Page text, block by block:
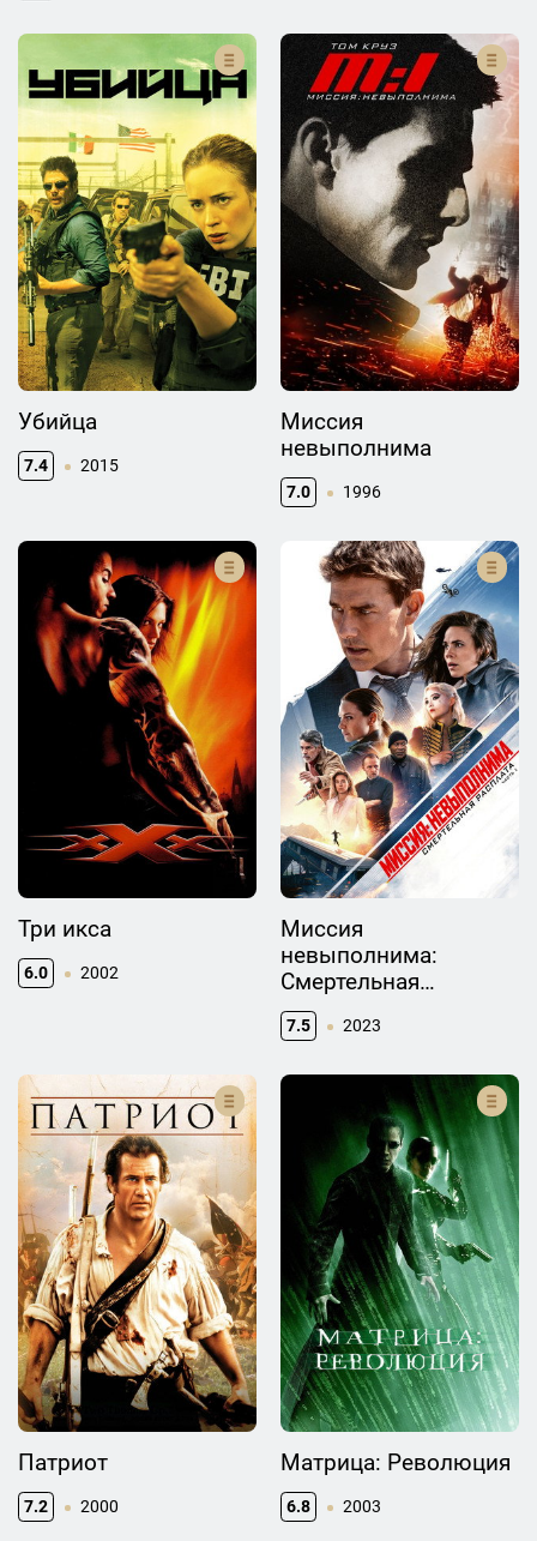
Убийца
7.4 2015
Миссия
невыполнима
7.0 1996
Три икса
6.0 2002
Миссия
невыполнима:
Смертельная
расплата. Часть
первая
7.5 2023
Патриот
7.2 2000
Матрица: Революция
6.8 2003